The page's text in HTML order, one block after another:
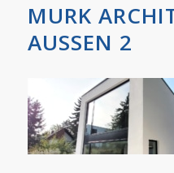
MURK
AUSSEN 2